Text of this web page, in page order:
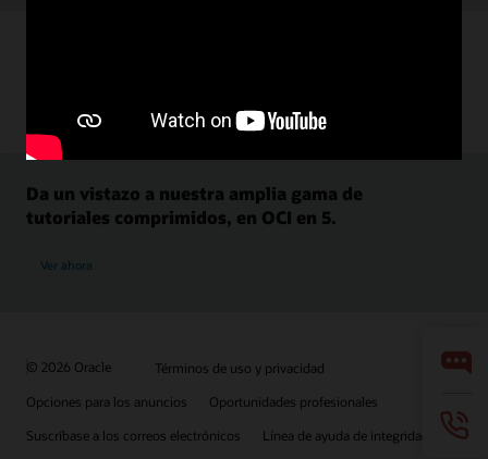
Da un vistazo a nuestra amplia gama de
tutoriales comprimidos, en OCI en 5.
Ver ahora
© 2026 Oracle
Términos de uso y privacidad
Opciones para los anuncios
Oportunidades profesionales
Suscríbase a los correos electrónicos
Línea de ayuda de integridad